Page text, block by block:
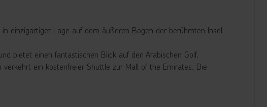
einzigartiger Lage auf dem äußeren Bogen der berühmten Insel
bietet einen fantastischen Blick auf den Arabischen Golf.
ein kostenfreier Shuttle zur Mall of the Emirates. Die